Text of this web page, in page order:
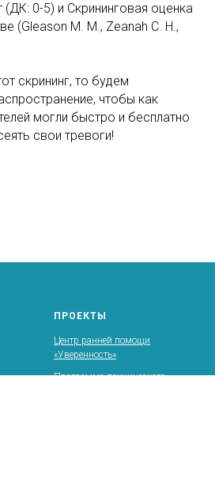
0-5) и Скрининговая оценка
(Gleason M. M., Zeanah C. H.,
скрининг, то будем
чтобы как
могли быстро и бесплатно
свои тревоги!
ПРОЕКТЫ
Центр ранней помощи
«Уверенность»
Программа психического